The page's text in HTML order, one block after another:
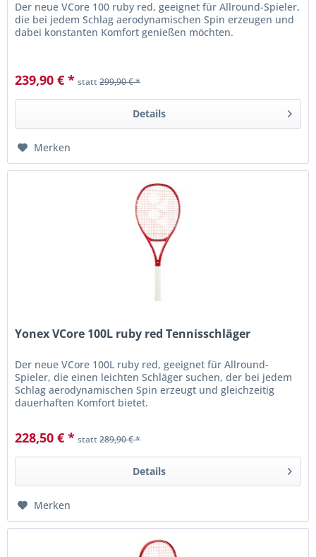
Der neue VCore 100 ruby red, geeignet für Allround-Spieler,
die bei jedem Schlag aerodynamischen Spin erzeugen und
dabei konstanten Komfort genießen möchten.
239,90 € * statt299,90 € *
Details
Merken
Yonex VCore 100L ruby red Tennisschläger
Der neue VCore 100L ruby red, geeignet für Allround-
Spieler, die einen leichten Schläger suchen, der bei jedem
Schlag aerodynamischen Spin erzeugt und gleichzeitig
dauerhaften Komfort bietet.
228,50 € * statt289,90 € *
Details
Merken